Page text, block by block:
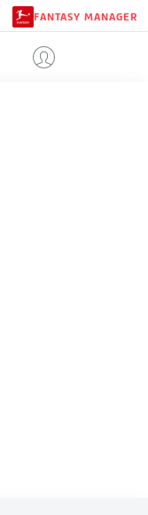
FANTASY MANAGER